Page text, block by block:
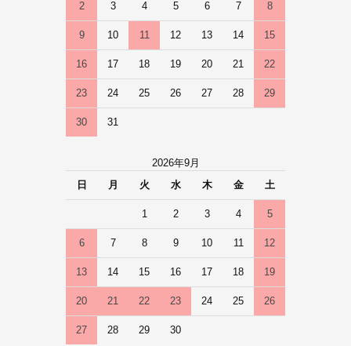
2 3 4 5 6 7 8
9 10 11 12 13 14 15
16 17 18 19 20 21 22
23 24 25 26 27 28 29
30 31
2026年9月
日
月 火 水 木 金 土
1 2 3 4 5
6 7 8 9 10 11 12
13 14 15 16 17 18 19
20 21 22 23 24 25 26
27 28 29 30